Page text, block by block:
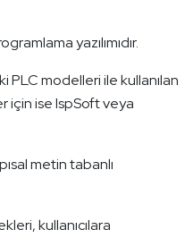
yazılımıdır.
PLC modelleri ile kullanılan
için ise IspSoft veya
metin tabanlı
kullanıcılara